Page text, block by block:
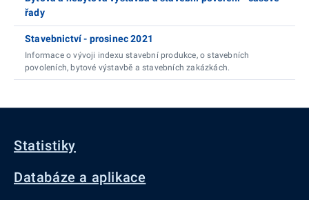
řady
Stavebnictví - prosinec 2021
Informace o vývoji indexu stavební produkce, o stavebních
povoleních, bytové výstavbě a stavebních zakázkách.
Statistiky
Databáze a aplikace